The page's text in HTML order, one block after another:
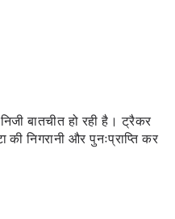
बातचीत हो रही है। ट्रैकर
निगरानी और पुनःप्राप्ति कर